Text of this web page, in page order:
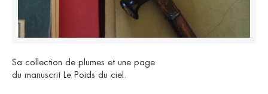
Sa collection de plumes et une page
du manuscrit Le Poids du ciel.